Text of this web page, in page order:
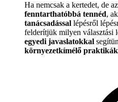
Ha nemcsak a kertedet, de
fenntarthatóbbá tennéd,
tanácsadással lépésről
felderítjük milyen választási
egyedi javaslatokkal
környezetkímélő praktikák